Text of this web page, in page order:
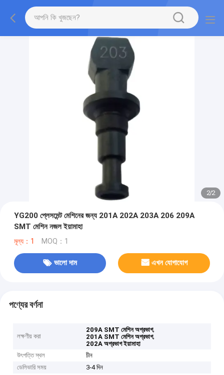
2/2
YG200 প্লেসমেন্ট মেশিনের জন্য 201A 202A 203A 206 209A
SMT মেশিন নজল ইয়ামাহা
মূল্য：1 MOQ：1
ভালো দাম এখন যোগাযোগ
পণ্যের বর্ণনা
লক্ষণীয় করা
209A SMT মেশিন অগ্রভাগ,
201A SMT মেশিন অগ্রভাগ,
202A অগ্রভাগ ইয়ামাহা
উৎপত্তি স্থল
চীন
ডেলিভারি সময়
3-4 দিন